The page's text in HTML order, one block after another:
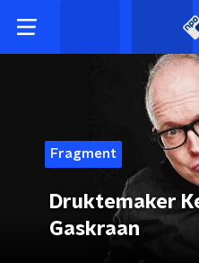
Fragment
Druktemaker
Gaskraan